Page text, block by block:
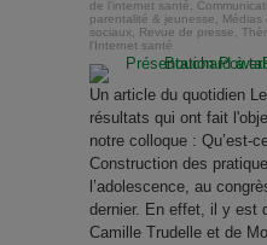
de l'internet santé,
parentalité & jeunesse, Médias
sociaux, Revue de presse,
l'Internet santé
Un article du quotidien
résultats qui ont fait
notre colloque : Qu’est-
Construction des
l’adolescence, au
dernier. En effet, il y est
Camille Trudelle et de